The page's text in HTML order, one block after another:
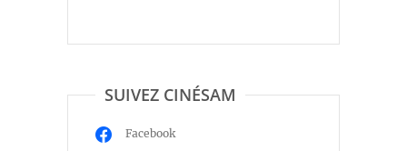
SUIVEZ CINÉSAM
Facebook